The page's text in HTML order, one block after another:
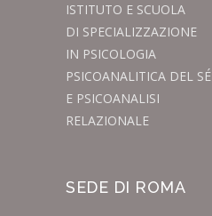
ISTITUTO E SCUOLA
DI SPECIALIZZAZIONE
IN PSICOLOGIA
PSICOANALITICA DEL SÉ
E PSICOANALISI
RELAZIONALE
SEDE DI ROMA